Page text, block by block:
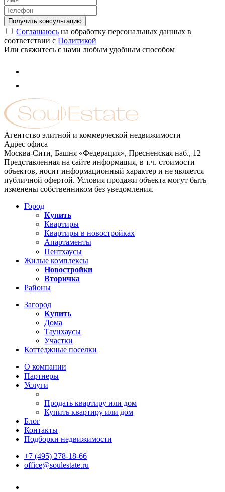
Соглашаюсь на обработку персональных данных в
соответствии с Политикой
Или свяжитесь с нами любым удобным способом
Агентство элитной и коммерческой недвижимости
Адрес офиса
Москва-Сити, Башня «Федерация», Пресненская наб., 12
Представленная на сайте информация, в т.ч. стоимости
объектов, носит информационный характер и не является
публичной офертой. Условия продажи объекта могут быть
изменены собственником без уведомления.
Город
Купить
Квартиры
Квартиры в новостройках
Апартаменты
Пентхаусы
Жилые комплексы
Новостройки
Вторичка
Районы
Загород
Купить
Дома
Таунхаусы
Участки
Коттеджные поселки
О компании
Партнеры
Услуги
Продать квартиру или дом
Купить квартиру или дом
Блог
Контакты
Подборки недвижимости
+7 (495) 278-18-66
office@soulestate.ru